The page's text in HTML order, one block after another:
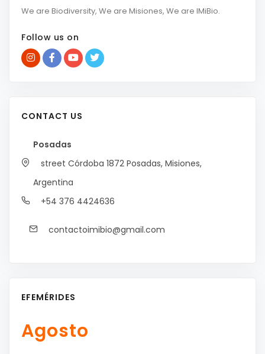
We are Biodiversity, We are Misiones, We are IMiBio.
Follow us on
CONTACT US
Posadas
street Córdoba 1872 Posadas, Misiones,
Argentina
+54 376 4424636
contactoimibio@gmail.com
EFEMÉRIDES
Agosto